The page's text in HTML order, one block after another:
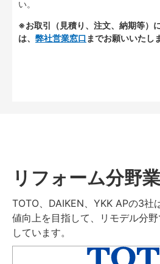
い。
※お取引（見積り、注文、納期等）
は、 弊社営業窓口 までお願いいたし
リフォーム分野
TOTO、DAIKEN、YKK APの3社
値向上を目指して、リモデル分
しています。